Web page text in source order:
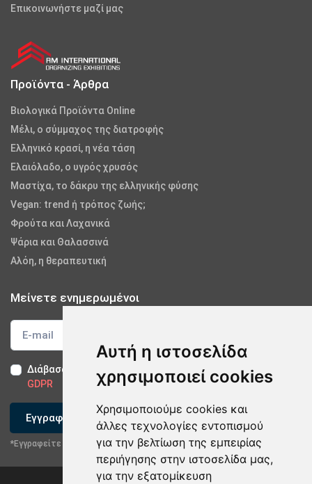
Αυτή η ιστοσελίδα
χρησιμοποιεί cookies
Χρησιμοποιούμε cookies και
άλλες τεχνολογίες εντοπισμού
για την βελτίωση της εμπειρίας
περιήγησης στην ιστοσελίδα μας,
για την εξατομίκευση
Επικοινωνήστε μαζί μας
Προϊόντα - Άρθρα
Βιολογικά Προϊόντα Online
Μέλι, ο σύμμαχος της διατροφής
Ελληνικό κρασί, η νέα τάση
Ελαιόλαδο, ο υγρός χρυσός
Μαστίχα, το δάκρυ της ελληνικής φύσης
Vegan: trend ή τρόπος ζωής;
Φρούτα και Λαχανικά
Ψάρια και Θαλασσινά
Αλόη, η θεραπευτική
Μείνετε ενημερωμένοι
Διάβασα και αποδέχομαι τους Όρους Χρήσης -
Δήλωση
GDPR
Εγγραφείτε
*Εγγραφείτε στο newsletter μας